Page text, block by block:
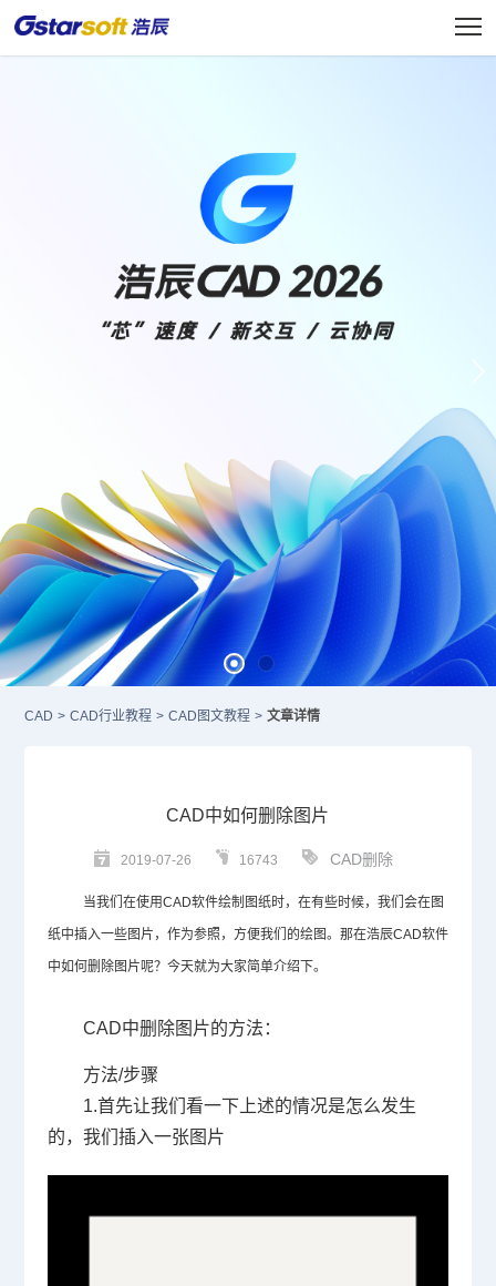
CAD > CAD行业教程 > CAD图文教程 > 文章详情
CAD中如何删除图片
2019-07-26 16743 CAD删除
当我们在使用CAD软件绘制图纸时，在有些时候，我们会在图
纸中插入一些图片，作为参照，方便我们的绘图。那在浩辰CAD软件
中如何删除图片呢？今天就为大家简单介绍下。
CAD中删除图片的方法：
方法/步骤
1.首先让我们看一下上述的情况是怎么发生
的，我们插入一张图片